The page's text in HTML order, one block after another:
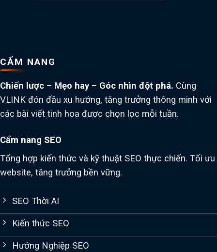
CẨM NANG
Chiến lược – Mẹo hay – Góc nhìn đột phá. Cùng
VLINK đón đầu xu hướng, tăng trưởng thông minh với
các bài viết tinh hoa được chọn lọc mỗi tuần.
Cẩm nang SEO
Tổng hợp kiến thức và kỹ thuật SEO thực chiến. Tối ưu
website, tăng trưởng bền vững.
SEO Thời AI
Kiến thức SEO
Hướng Nghiệp SEO